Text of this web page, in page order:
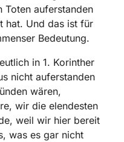
Toten auferstanden
hat. Und das ist für
Bedeutung.
in 1. Korinther
nicht auferstanden
wären,
wir die elendesten
weil wir hier bereit
was es gar nicht